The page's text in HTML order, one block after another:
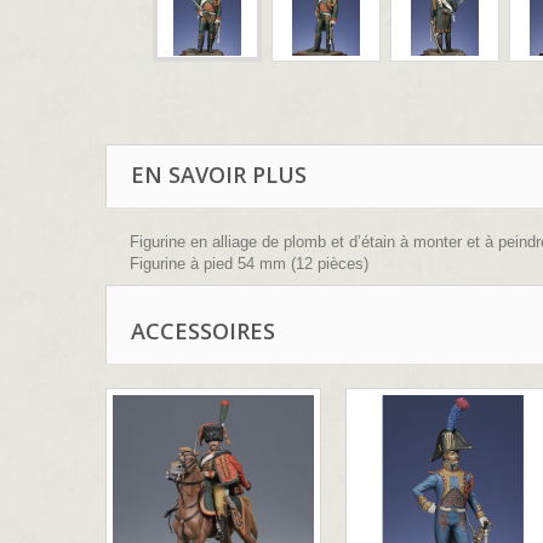
EN SAVOIR PLUS
Figurine en alliage de plomb et d’étain à monter et à
Figurine à pied 54 mm (12 pièces)
ACCESSOIRES